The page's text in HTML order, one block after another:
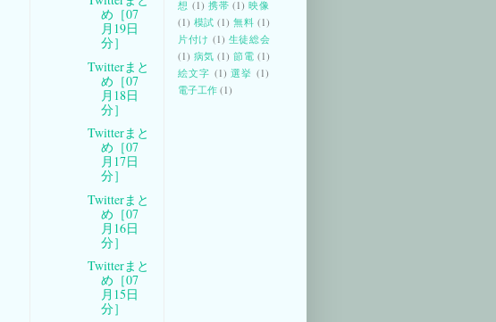
め［07
月19日
分］
Twitterまと
め［07
月18日
分］
Twitterまと
め［07
月17日
分］
Twitterまと
め［07
月16日
分］
Twitterまと
め［07
月15日
分］
想 (1) 携帯 (1) 映像
(1) 模試 (1) 無料 (1)
片付け (1) 生徒総会
(1) 病気 (1) 節電 (1)
絵文字 (1) 選挙 (1)
電子工作 (1)